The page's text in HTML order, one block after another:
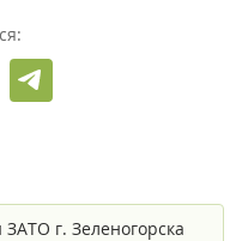
г. Зеленогорска